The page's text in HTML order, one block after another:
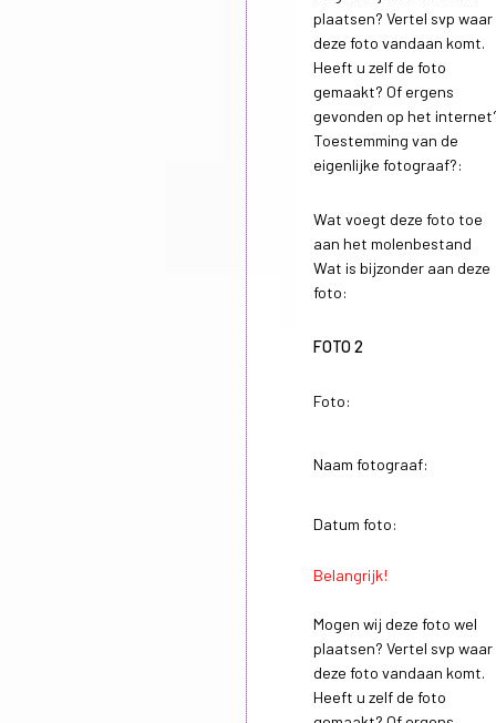
plaatsen? Vertel svp waar
deze foto vandaan komt.
Heeft u zelf de foto
gemaakt? Of ergens
gevonden op het
Toestemming van de
eigenlijke fotograaf?:
Wat voegt deze foto toe
aan het molenbestand
Wat is bijzonder aan deze
foto:
FOTO 2
Foto:
Naam fotograaf:
Datum foto:
Belangrijk!
Mogen wij deze foto wel
plaatsen? Vertel svp waar
deze foto vandaan komt.
Heeft u zelf de foto